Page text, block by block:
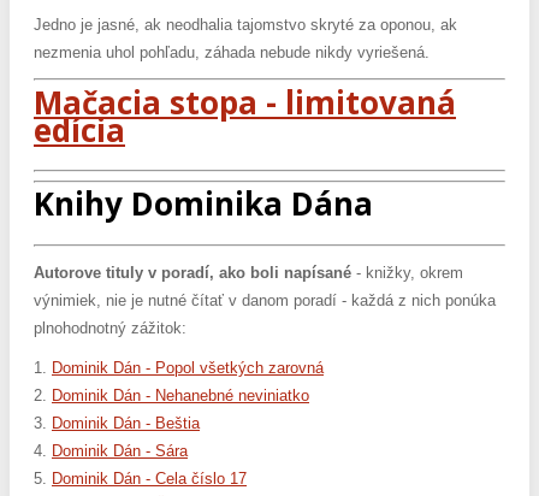
Jedno je jasné, ak neodhalia tajomstvo skryté za oponou, ak
nezmenia uhol pohľadu, záhada nebude nikdy vyriešená.
Mačacia stopa - limitovaná
edícia
Knihy Dominika Dána
Autorove tituly v poradí, ako boli napísané - knižky, okrem
výnimiek, nie je nutné čítať v danom poradí - každá z nich ponúka
plnohodnotný zážitok:
1. Dominik Dán - Popol všetkých zarovná
2. Dominik Dán - Nehanebné neviniatko
3. Dominik Dán - Beštia
4. Dominik Dán - Sára
5. Dominik Dán - Cela číslo 17